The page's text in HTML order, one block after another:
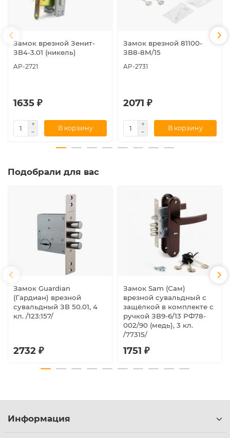
Замок врезной Зенит-
ЗВ4-3.01 (никель)
AP-2721
1635 ₽
В корзину
Замок врезной 81100-
ЗВ8-8М/15
AP-2731
2071 ₽
В корзину
Подобрали для вас
Замок Guardian
(Гардиан) врезной
сувальдный ЗВ 50.01, 4
кл. /123:157/
2732 ₽
Замок Sam (Сам)
врезной сувальдный с
защёлкой в комплекте с
ручкой ЗВ9-6/13 РФ78-
002/90 (медь), 3 кл.
/77315/
1751 ₽
Информация